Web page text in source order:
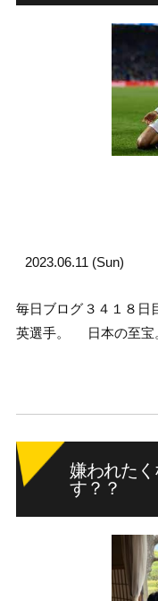
2023.06.11 (Sun)
毎日ブログ３４１８
英選手。 日本の至宝
嫌われた
す？？